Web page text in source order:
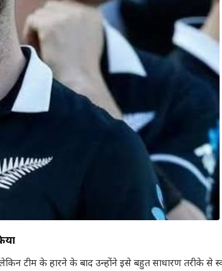
टीम के हारने के बाद उन्होंने इसे बहुत साधारण तरीके से